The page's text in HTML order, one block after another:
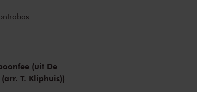
(uit De
T. Kliphuis))